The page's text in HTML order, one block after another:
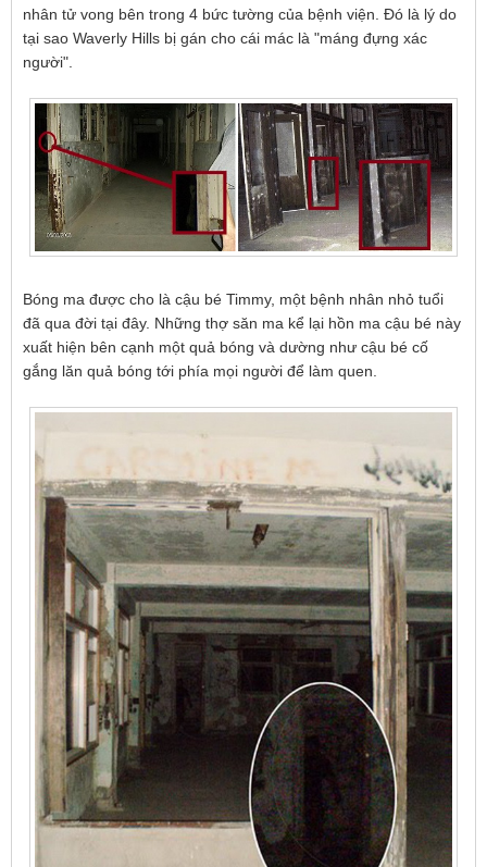
nhân tử vong bên trong 4 bức tường của bệnh viện. Đó là lý do
tại sao Waverly Hills bị gán cho cái mác là "máng đựng xác
người".
Bóng ma được cho là cậu bé Timmy, một bệnh nhân nhỏ tuổi
đã qua đời tại đây. Những thợ săn ma kể lại hồn ma cậu bé này
xuất hiện bên cạnh một quả bóng và dường như cậu bé cố
gắng lăn quả bóng tới phía mọi người để làm quen.